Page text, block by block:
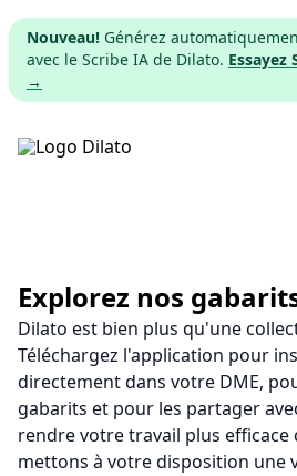
Nouveau! Générez
avec le Scribe IA de Dilato.
→
Tarifs
Télécharger
App web
S'inscrire
Explorez nos
Dilato est bien plus qu'une
Téléchargez l'application pour
directement dans votre DME,
gabarits et pour les partager
rendre votre travail plus efficace
mettons à votre disposition une